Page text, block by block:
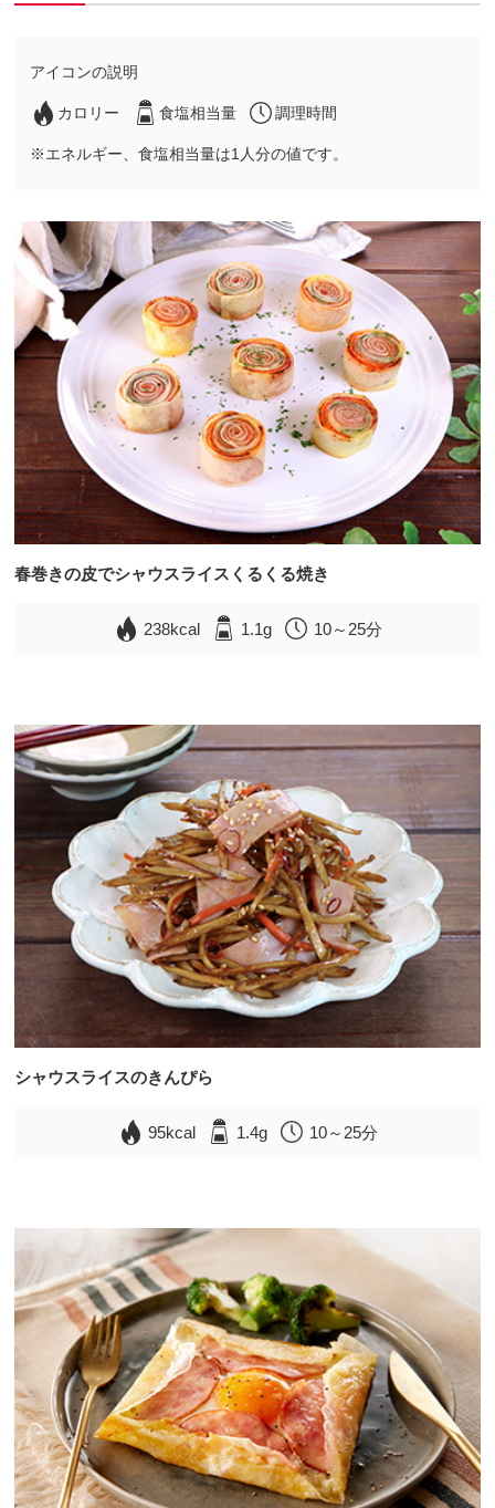
アイコンの説明
カロリー 食塩相当量 調理時間
※エネルギー、食塩相当量は1人分の値です。
春巻きの皮でシャウスライスくるくる焼き
238kcal 1.1g 10～25分
シャウスライスのきんぴら
95kcal 1.4g 10～25分